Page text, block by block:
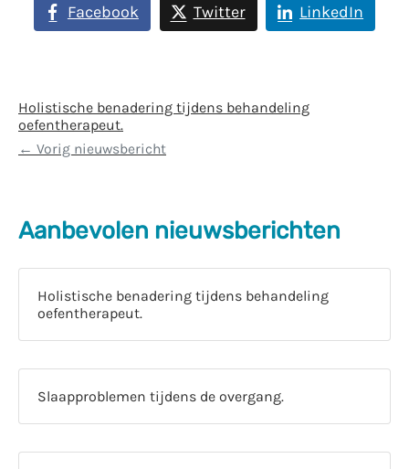
Facebook Twitter LinkedIn
Holistische benadering tijdens behandeling
oefentherapeut.
Vorig nieuwsbericht
Aanbevolen nieuwsberichten
Holistische benadering tijdens behandeling
oefentherapeut.
Slaapproblemen tijdens de overgang.